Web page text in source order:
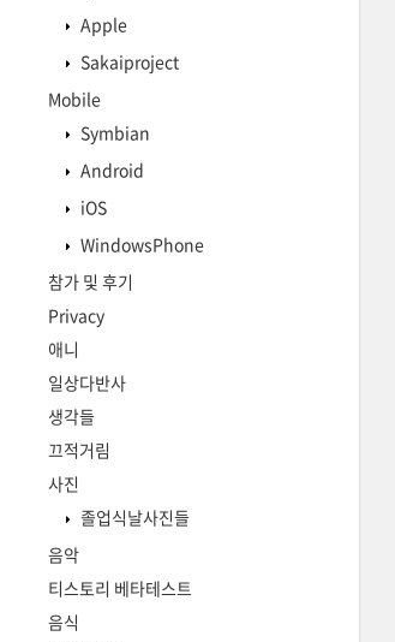
Apple
Sakaiproject
Mobile
Symbian
Android
iOS
WindowsPhone
참가 및 후기
Privacy
애니
일상다반사
생각들
끄적거림
사진
졸업식날사진들
음악
티스토리 베타테스트
음식